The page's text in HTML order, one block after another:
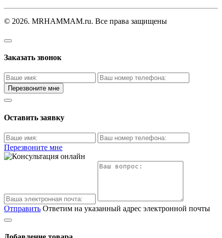
© 2026. MRHAMMAM.ru. Все права защищены
Заказать звонок
Перезвоните мне
Оставить заявку
Перезвоните мне
Отправить Ответим на указанный адрес электронной почты